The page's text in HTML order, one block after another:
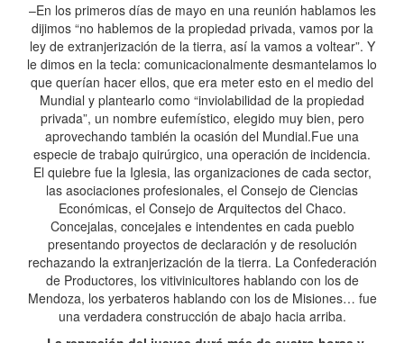
–En los primeros días de mayo en una reunión hablamos les
dijimos “no hablemos de la propiedad privada, vamos por la
ley de extranjerización de la tierra, así la vamos a voltear”. Y
le dimos en la tecla: comunicacionalmente desmantelamos lo
que querían hacer ellos, que era meter esto en el medio del
Mundial y plantearlo como “inviolabilidad de la propiedad
privada”, un nombre eufemístico, elegido muy bien, pero
aprovechando también la ocasión del Mundial.Fue una
especie de trabajo quirúrgico, una operación de incidencia.
El quiebre fue la Iglesia, las organizaciones de cada sector,
las asociaciones profesionales, el Consejo de Ciencias
Económicas, el Consejo de Arquitectos del Chaco.
Concejalas, concejales e intendentes en cada pueblo
presentando proyectos de declaración y de resolución
rechazando la extranjerización de la tierra. La Confederación
de Productores, los vitivinicultores hablando con los de
Mendoza, los yerbateros hablando con los de Misiones… fue
una verdadera construcción de abajo hacia arriba.